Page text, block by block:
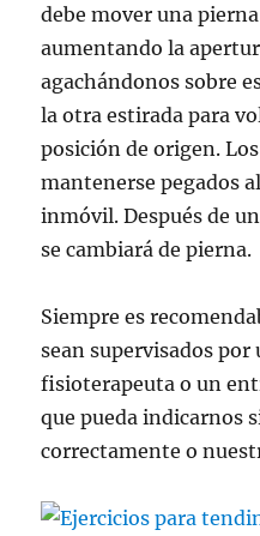
debe mover una
aumentando la
agachándonos sobre
la otra estirada para
posición de origen.
mantenerse pegados
inmóvil. Después de
se cambiará de pierna.
Siempre es
sean supervisados
fisioterapeuta o un
que pueda indicarnos
correctamente o